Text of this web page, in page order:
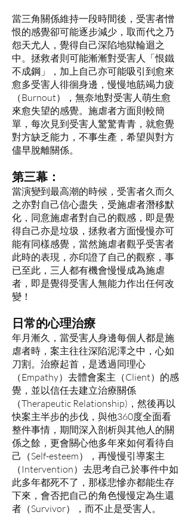
當三角關係維持一段時間後，受害者憎
恨的感覺卻可能逐步減少，取而代之乃
怨天尤人，覺得自己深陷地獄輪迴之
中。拯救者則可能漸漸對受害人「恨鐵
不成鋼」，加上自己亦可能吸引到愈來
愈多受害人徘徊身邊，慢慢地筋竭力疲
（Burnout），無奈地對受害人萌生愈
來愈失望的感覺。施虐者方面則較簡
單，每次見到受害人驚驚青青，就愈覺
對方缺乏能力，不事生產，希望與對方
儘早脫離關係。
第三幕：
當演變到最高潮的時候，受害者久而久
之亦對自己信心盡失，受施虐者潛移默
化，同意施虐者對自己的觀感，即是覺
得自己亦是垃圾，拯救者方面慢慢亦可
能有同樣感覺，當然施虐者觀乎受害者
此時的表現，亦印證了自己的觀察，事
已至此，三人都有機會慢慢成為施虐
者，即是覺得受害人無能力作出任何改
變！
日常的心理治療
年月漸久，當受害人身邊每個人都是施
虐者時，案主往往深陷泥澤之中，心如
刀割。治療起首，是透過同理心
（Empathy）去體會案主（Client）的感
覺，並以信任去建立治療關係
（Therapeutic Relationship)，然後再以
快案主半步的步伐，與他360度全面看
整件事情，期間深入剖析與其他人的關
係之餘，更會關心他多年來如何看待自
己（Self-esteem），再慢慢引導案主
（Intervention）去思考自己於事件中如
此多年都死不了，那樣悲慘亦都能生存
下來，會否把自己的角色慢慢定為生還
者（Survivor），而不止是受害人。